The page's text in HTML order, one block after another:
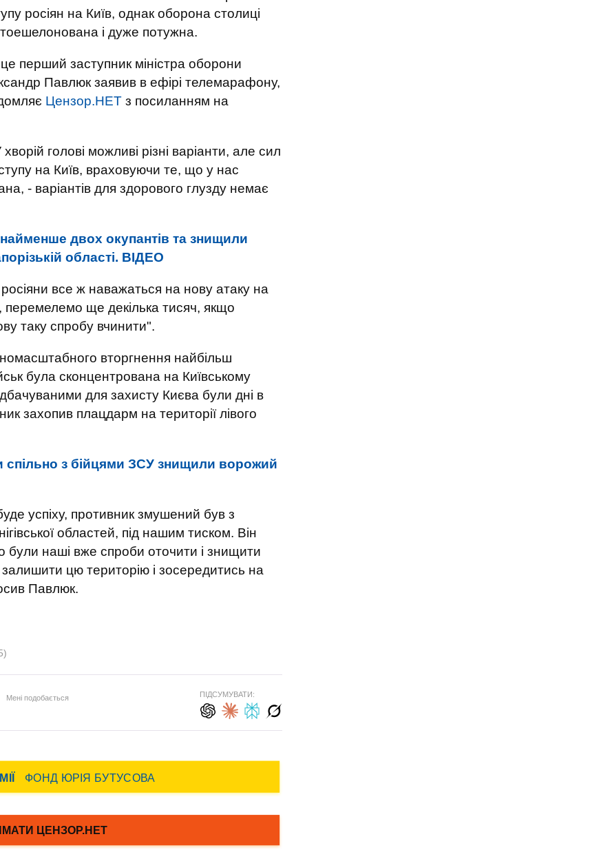
росіян на Київ, однак оборона столиці
і дуже потужна.
перший заступник міністра оборони
Павлюк заявив в ефірі телемарафону,
Цензор.НЕТ з посиланням на
голові можливі різні варіанти, але сил
на Київ, враховуючи те, що у нас
- варіантів для здорового глузду немає
двох окупантів та знищили
області. ВIДЕО
все ж наважаться на нову атаку на
перемелемо ще декілька тисяч, якщо
таку спробу вчинити".
вторгнення найбільш
була сконцентрована на Київському
для захисту Києва були дні в
захопив плацдарм на території лівого
з бійцями ЗСУ знищили ворожий
успіху, противник змушений був з
областей, під нашим тиском. Він
були наші вже спроби оточити і знищити
цю територію і зосередитись на
Павлюк.
Мені подобається ПІДСУМУВАТИ: